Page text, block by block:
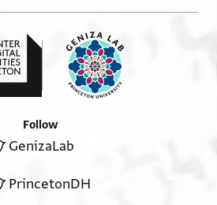
bottom)
אך .הס עמיה צא ונצ .המן
Follow
GenizaLab
PrincetonDH